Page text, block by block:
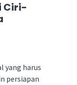
Ciri-
yang harus
persiapan